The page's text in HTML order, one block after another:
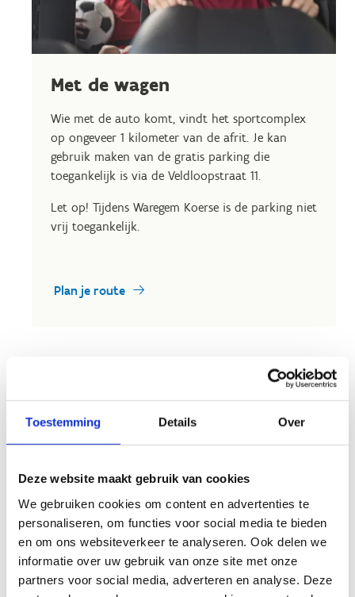
Toestemming Details Over
Deze website maakt gebruik van cookies
We gebruiken cookies om content en advertenties te
personaliseren, om functies voor social media te bieden
en om ons websiteverkeer te analyseren. Ook delen we
informatie over uw gebruik van onze site met onze
partners voor social media, adverteren en analyse. Deze
Met de wagen
Wie met de auto komt, vindt het sportcomplex
op ongeveer 1 kilometer van de afrit. Je kan
gebruik maken van de gratis parking die
toegankelijk is via de Veldloopstraat 11.
Let op! Tijdens Waregem Koerse is de parking niet
vrij toegankelijk.
Plan je route
Met de paardentrailer,